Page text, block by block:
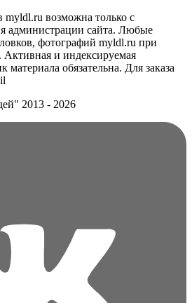
myldl.ru возможна только с
администрации сайта. Любые
фотографий myldl.ru при
Активная и индексируемая
материала обязательна. Для заказа
2013 - 2026